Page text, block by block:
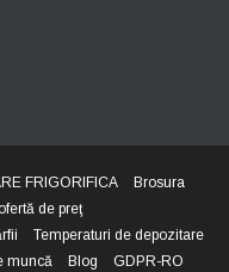
FRIGORIFICA
Brosura
de preţ
Temperaturi de depozitare
muncă Blog GDPR-RO